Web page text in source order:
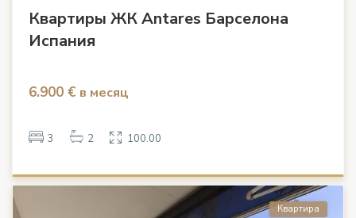
Квартиры ЖК Antares Барселона
Испания
6.900 € в месяц
3 2 100.00
Квартира